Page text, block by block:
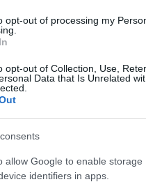
opt-out of processing my
opt-out of Collection, Use,
Data that Is Unrelated
allow Google to enable
identifiers in apps.
Szolnok megye
így feljelentették